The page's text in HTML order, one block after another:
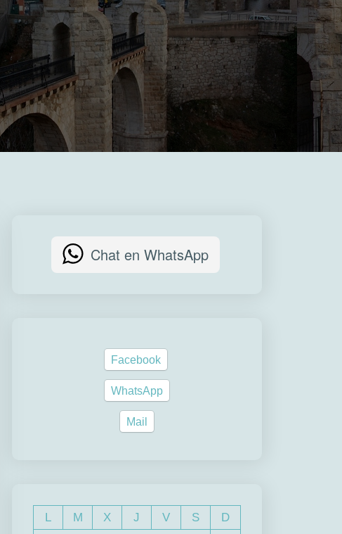
Chat en WhatsApp
Facebook
WhatsApp
Mail
L M X J V S
D